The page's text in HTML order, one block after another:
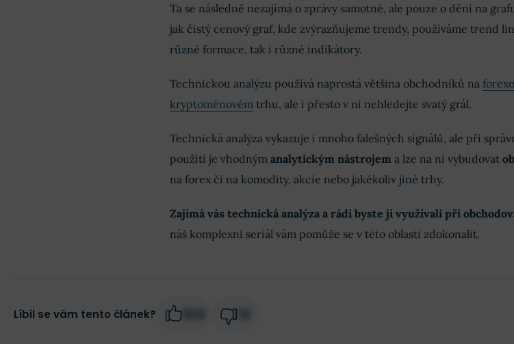
Ta se následně nezajímá o zprávy samotné, ale pouze o dění na
jak čistý cenový graf, kde zvýrazňujeme trendy, používáme trend
různé formace, tak i různé indikátory.
Technickou analýzu používá naprostá většina obchodníků na
kryptoměnovém trhu, ale i přesto v ní nehledejte svatý grál.
Technická analýza vykazuje i mnoho falešných signálů, ale při
použití je vhodným analytickým nástrojem a lze na ni vybudovat
na forex či na komodity, akcie nebo jakékoliv jiné trhy.
Zajímá vás technická analýza a rádi byste ji využívali při
náš komplexní seriál vám pomůže se v této oblasti zdokonalit.
Líbil se vám tento článek?